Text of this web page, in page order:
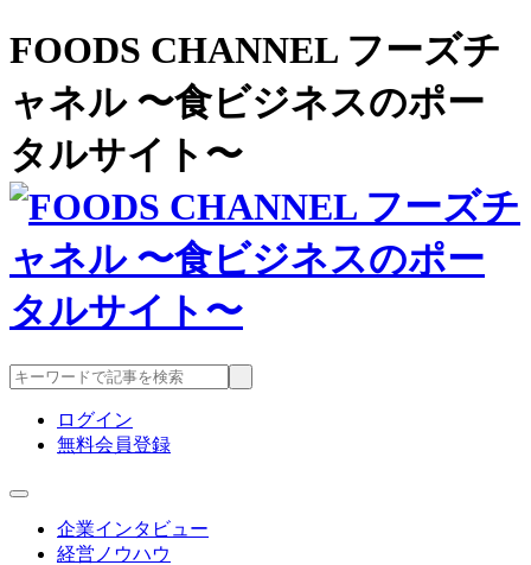
FOODS CHANNEL フーズチ
ャネル 〜食ビジネスのポー
タルサイト〜
ログイン
無料会員登録
企業インタビュー
経営ノウハウ